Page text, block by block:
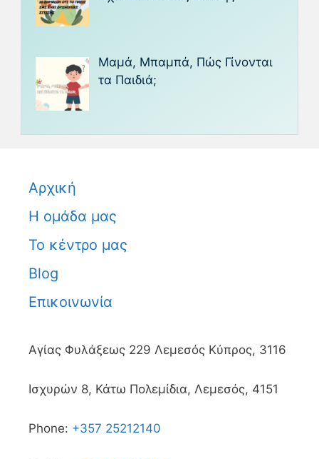
Μαμά, Μπαμπά, Πώς Γίνονται
τα Παιδιά;
Αρχική
Η ομάδα μας
Το κέντρο μας
Blog
Επικοινωνία
Αγίας Φυλάξεως 229 Λεμεσός Κύπρος, 3116
Ισχυρών 8, Κάτω Πολεμίδια, Λεμεσός, 4151
Phone: +357 25212140